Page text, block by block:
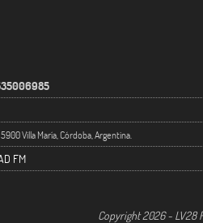
Villa María, Córdoba, Argentina.
FM
Copyright 2026 - LV28